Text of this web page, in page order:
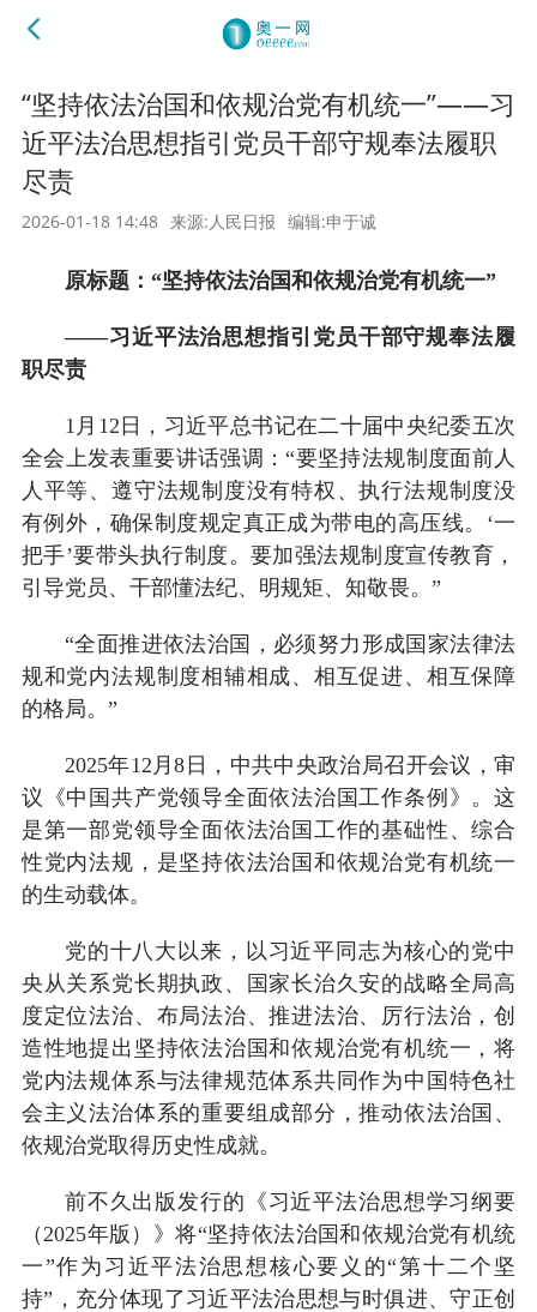
“坚持依法治国和依规治党有机统一”——习
近平法治思想指引党员干部守规奉法履职
尽责
2026-01-18 14:48 来源:人民日报 编辑:申于诚
原标题：“坚持依法治国和依规治党有机统一”
——习近平法治思想指引党员干部守规奉法履
职尽责
1月12日，习近平总书记在二十届中央纪委五次
全会上发表重要讲话强调：“要坚持法规制度面前人
人平等、遵守法规制度没有特权、执行法规制度没
有例外，确保制度规定真正成为带电的高压线。‘一
把手’要带头执行制度。要加强法规制度宣传教育，
引导党员、干部懂法纪、明规矩、知敬畏。”
“全面推进依法治国，必须努力形成国家法律法
规和党内法规制度相辅相成、相互促进、相互保障
的格局。”
2025年12月8日，中共中央政治局召开会议，审
议《中国共产党领导全面依法治国工作条例》。这
是第一部党领导全面依法治国工作的基础性、综合
性党内法规，是坚持依法治国和依规治党有机统一
的生动载体。
党的十八大以来，以习近平同志为核心的党中
央从关系党长期执政、国家长治久安的战略全局高
度定位法治、布局法治、推进法治、厉行法治，创
造性地提出坚持依法治国和依规治党有机统一，将
党内法规体系与法律规范体系共同作为中国特色社
会主义法治体系的重要组成部分，推动依法治国、
依规治党取得历史性成就。
前不久出版发行的《习近平法治思想学习纲要
（2025年版）》将“坚持依法治国和依规治党有机统
一”作为习近平法治思想核心要义的“第十二个坚
持”，充分体现了习近平法治思想与时俱进、守正创